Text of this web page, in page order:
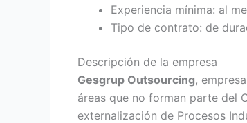
Experiencia mínima: al
Tipo de contrato: de
Descripción de la empresa
Gesgrup Outsourcing,
áreas que no forman parte del
externalización de Procesos